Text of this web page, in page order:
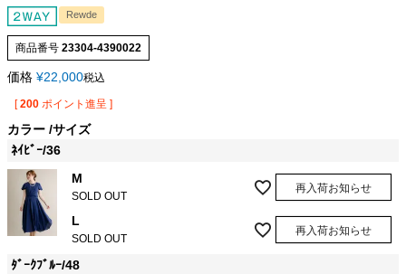
Rewde
商品番号 23304-4390022
価格 ¥22,000税込
[ 200 ポイント進呈 ]
カラー サイズ
ﾈｲﾋﾞｰ/36
M
SOLD OUT
再入荷お知らせ
L
SOLD OUT
再入荷お知らせ
ﾀﾞｰｸﾌﾞﾙｰ/48